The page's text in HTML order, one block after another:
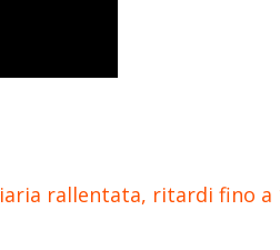
rallentata, ritardi fino a